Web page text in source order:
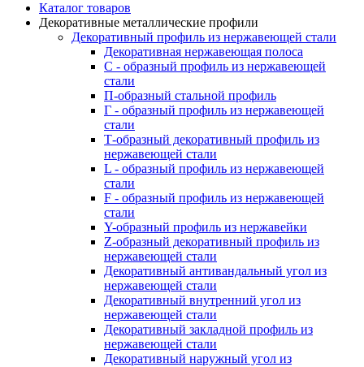
Каталог товаров
Декоративные металлические профили
Декоративный профиль из нержавеющей стали
Декоративная нержавеющая полоса
С - образный профиль из нержавеющей
стали
П-образный стальной профиль
Г - образный профиль из нержавеющей
стали
Т-образный декоративный профиль из
нержавеющей стали
L - образный профиль из нержавеющей
стали
F - образный профиль из нержавеющей
стали
Y-образный профиль из нержавейки
Z-образный декоративный профиль из
нержавеющей стали
Декоративный антивандальный угол из
нержавеющей стали
Декоративный внутренний угол из
нержавеющей стали
Декоративный закладной профиль из
нержавеющей стали
Декоративный наружный угол из